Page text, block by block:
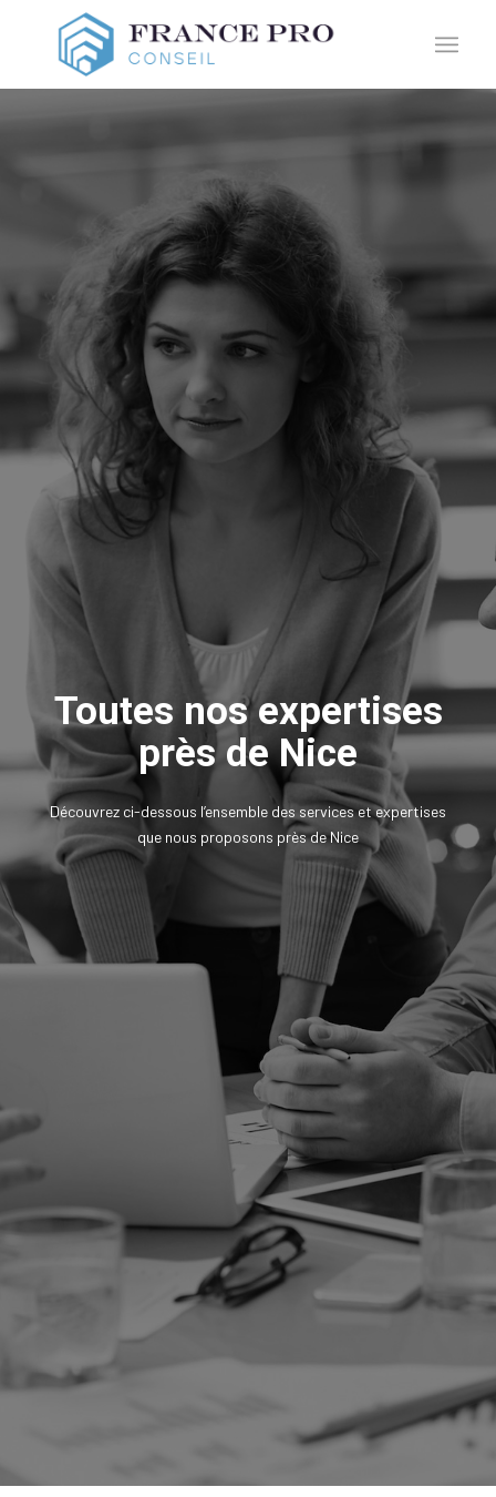
Toutes nos expertises
près de Nice
Découvrez ci-dessous l’ensemble des services et expertises
que nous proposons près de Nice